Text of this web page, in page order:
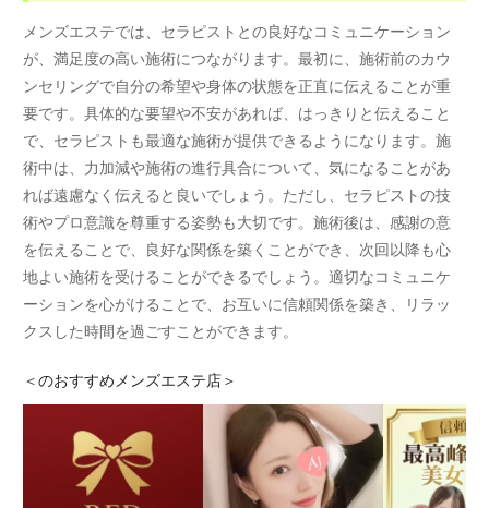
メンズエステでは、セラピストとの良好なコミュニケーション
が、満足度の高い施術につながります。最初に、施術前のカウ
ンセリングで自分の希望や身体の状態を正直に伝えることが重
要です。具体的な要望や不安があれば、はっきりと伝えること
で、セラピストも最適な施術が提供できるようになります。施
術中は、力加減や施術の進行具合について、気になることがあ
れば遠慮なく伝えると良いでしょう。ただし、セラピストの技
術やプロ意識を尊重する姿勢も大切です。施術後は、感謝の意
を伝えることで、良好な関係を築くことができ、次回以降も心
地よい施術を受けることができるでしょう。適切なコミュニケ
ーションを心がけることで、お互いに信頼関係を築き、リラッ
クスした時間を過ごすことができます。
＜のおすすめメンズエステ店＞